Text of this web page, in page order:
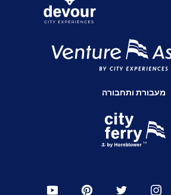
מעבורת ותחבורה